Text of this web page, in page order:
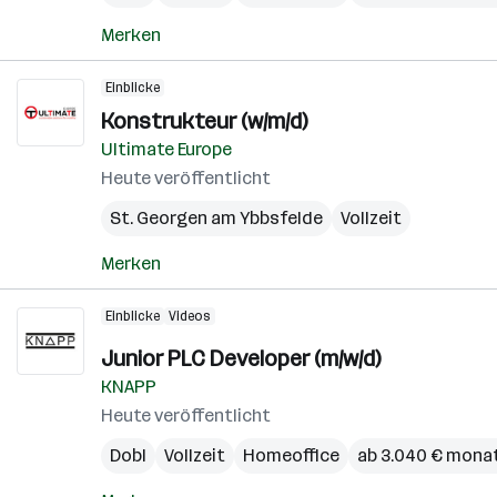
Merken
Einblicke
Konstrukteur (w/m/d)
Ultimate Europe
Heute veröffentlicht
St. Georgen am Ybbsfelde
Vollzeit
Merken
Einblicke Videos
Junior PLC Developer (m/w/d)
KNAPP
Heute veröffentlicht
Dobl
Vollzeit Homeoffice ab 3.040 €